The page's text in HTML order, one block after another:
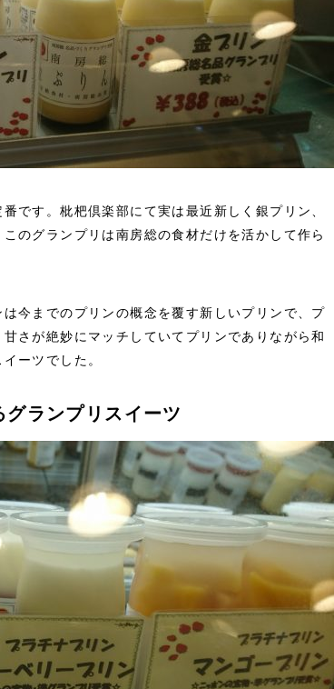
です。枇杷倶楽部にて実は最近新しく銀プリン、
のグランプリは南房総の食材だけを活かして作ら
今までのプリンの概念を覆す新しいプリンで、プ
さが絶妙にマッチしていてプリンでありながら和
ーツでした。
ランプリスイーツ